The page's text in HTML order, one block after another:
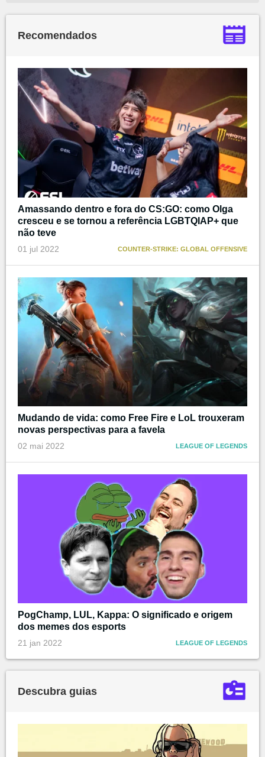
Recomendados
Amassando dentro e fora do CS:GO: como Olga
cresceu e se tornou a referência LGBTQIAP+ que
não teve
01 jul 2022 COUNTER-STRIKE: GLOBAL OFFENSIVE
Mudando de vida: como Free Fire e LoL trouxeram
novas perspectivas para a favela
02 mai 2022 LEAGUE OF LEGENDS
PogChamp, LUL, Kappa: O significado e origem
dos memes dos esports
21 jan 2022 LEAGUE OF LEGENDS
Descubra guias